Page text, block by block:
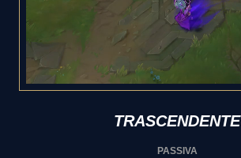
TRASCENDENTE
PASSIVA